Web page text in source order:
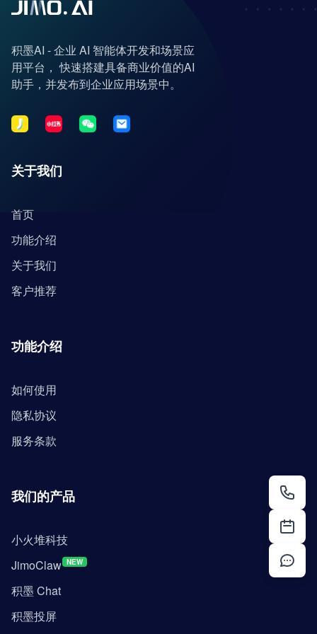
积墨AI - 企业 AI 智能体开发和场景应
用平台， 快速搭建具备商业价值的AI
助手，并发布到企业应用场景中。
关于我们
首页
功能介绍
关于我们
客户推荐
功能介绍
如何使用
隐私协议
服务条款
我们的产品
小火堆科技
JimoClaw NEW
积墨 Chat
积墨投屏